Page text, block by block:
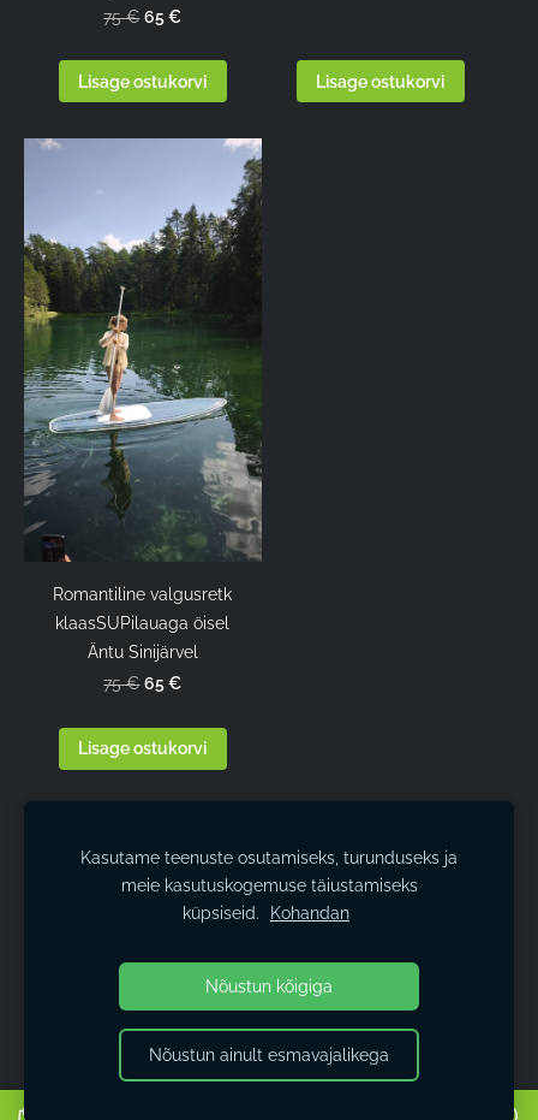
75 € 65 €
Lisage ostukorvi Lisage ostukorvi
Romantiline valgusretk
klaasSUPilauaga öisel
Äntu Sinijärvel
75 € 65 €
Lisage ostukorvi
Matkavarustus Kestlikkus Kontakt
Mozellopoolt - lihtsaim viis luua veebileht.
Kasutame teenuste osutamiseks, turunduseks ja
meie kasutuskogemuse täiustamiseks
küpsiseid.
Kohandan
Nõustun kõigiga
Nõustun ainult esmavajalikega